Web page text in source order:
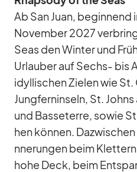
Ab San Juan,
No­vem­ber 2027
Seas den Win­ter und
Ur­lau­ber auf Sechs- bis
idyl­li­schen Zie­len wie
Jung­fern­in­seln, St.
und Bas­se­terre, so­wie
hen kön­nen.
n­ne­run­gen beim
hohe Deck, beim